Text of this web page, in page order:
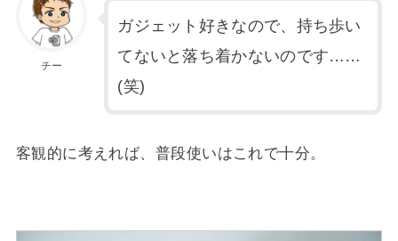
チー
ガジェット好きなので、持ち歩い
てないと落ち着かないのです……
(笑)
客観的に考えれば、普段使いはこれで十分。